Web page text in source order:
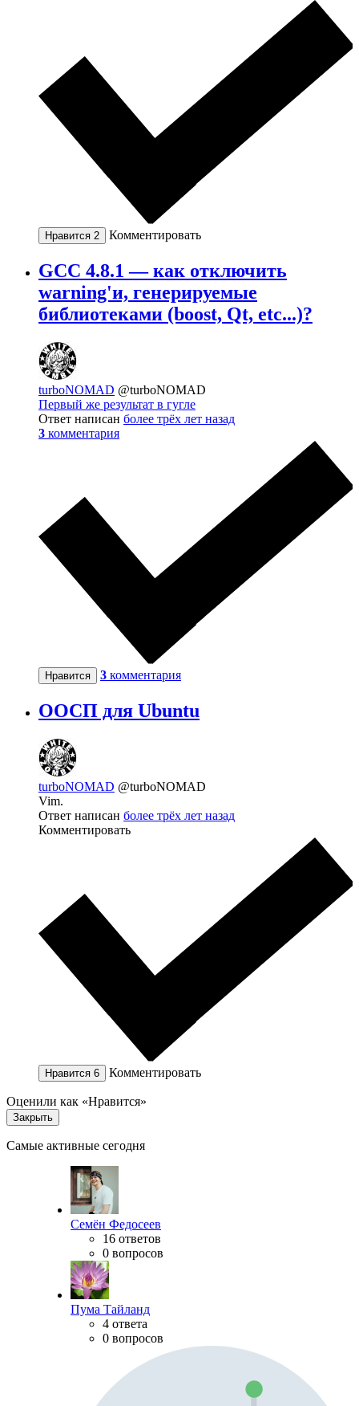
Нравится 2 Комментировать
GCC 4.8.1 — как отключить
warning'и, генерируемые
библиотеками (boost, Qt, etc...)?
turboNOMAD @turboNOMAD
Первый же результат в гугле
Ответ написан более трёх лет назад
3 комментария
Нравится 3 комментария
ООСП для Ubuntu
turboNOMAD @turboNOMAD
Vim.
Ответ написан более трёх лет назад
Комментировать
Нравится 6 Комментировать
Оценили как «Нравится»
Закрыть
Самые активные сегодня
Семён Федосеев
16 ответов
0 вопросов
Пума Тайланд
4 ответа
0 вопросов